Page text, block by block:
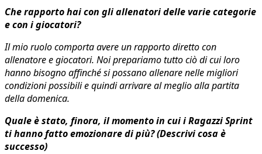
Che rapporto hai con gli allenatori delle varie categorie
e con i giocatori?
Il mio ruolo comporta avere un rapporto diretto con
allenatore e giocatori. Noi prepariamo tutto ciò di cui loro
hanno bisogno affinché si possano allenare nelle migliori
condizioni possibili e quindi arrivare al meglio alla partita
della domenica.
Quale è stato, finora, il momento in cui i Ragazzi Sprint
ti hanno fatto emozionare di più? (Descrivi cosa è
successo)